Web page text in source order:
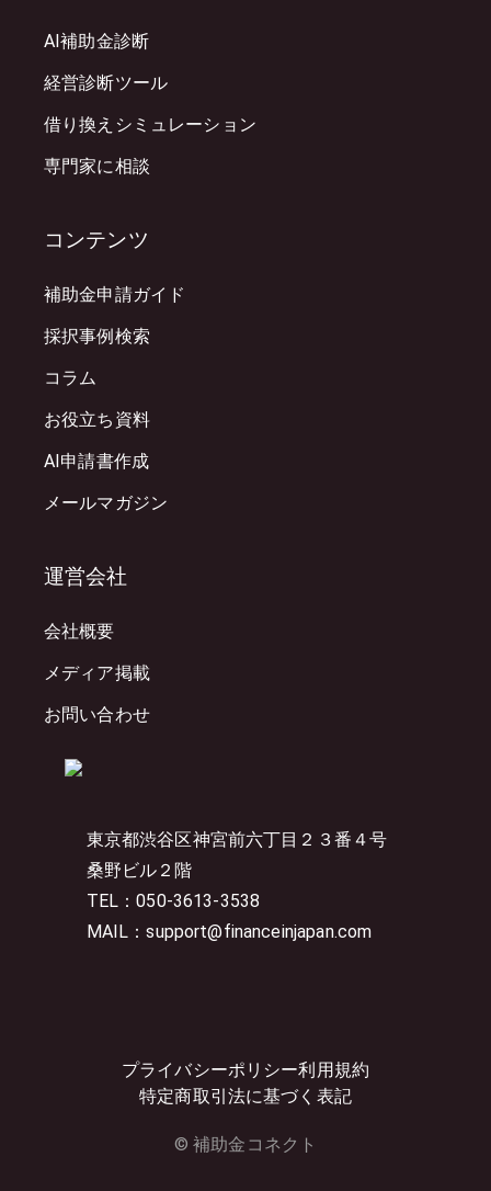
東京都渋谷区神宮前六丁目２３番４号
桑野ビル２階
TEL：050-3613-3538
MAIL：support@financeinjapan.com
プライバシーポリシー利用規約
特定商取引法に基づく表記
© 補助金コネクト
AI補助金診断
経営診断ツール
借り換えシミュレーション
専門家に相談
コンテンツ
補助金申請ガイド
採択事例検索
コラム
お役立ち資料
AI申請書作成
メールマガジン
運営会社
会社概要
メディア掲載
お問い合わせ